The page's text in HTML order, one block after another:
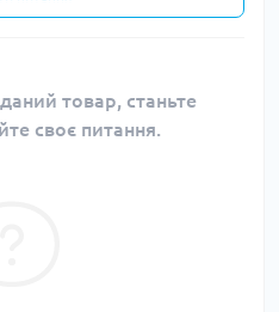
товар, станьте
своє питання.